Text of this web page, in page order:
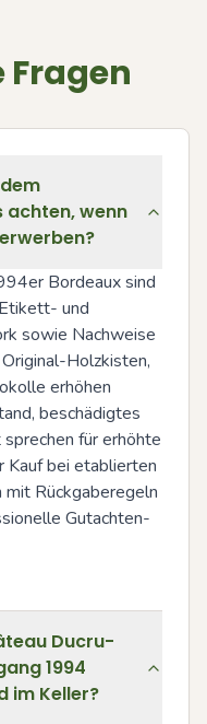
achten, wenn
Bordeaux sind
und
sowie Nachweise
Holzkisten,
erhöhen
beschädigtes
für erhöhte
Kauf bei etablierten
Rückgaberegeln
Gutachten-
Ducru-
1994
im Keller?